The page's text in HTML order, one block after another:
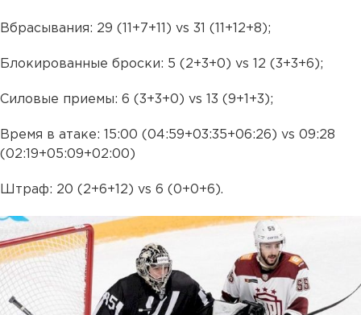
Вбрасывания: 29 (11+7+11) vs 31 (11+12+8);
Блокированные броски: 5 (2+3+0) vs 12 (3+3+6);
Силовые приемы: 6 (3+3+0) vs 13 (9+1+3);
Время в атаке: 15:00 (04:59+03:35+06:26) vs 09:28
(02:19+05:09+02:00)
Штраф: 20 (2+6+12) vs 6 (0+0+6).